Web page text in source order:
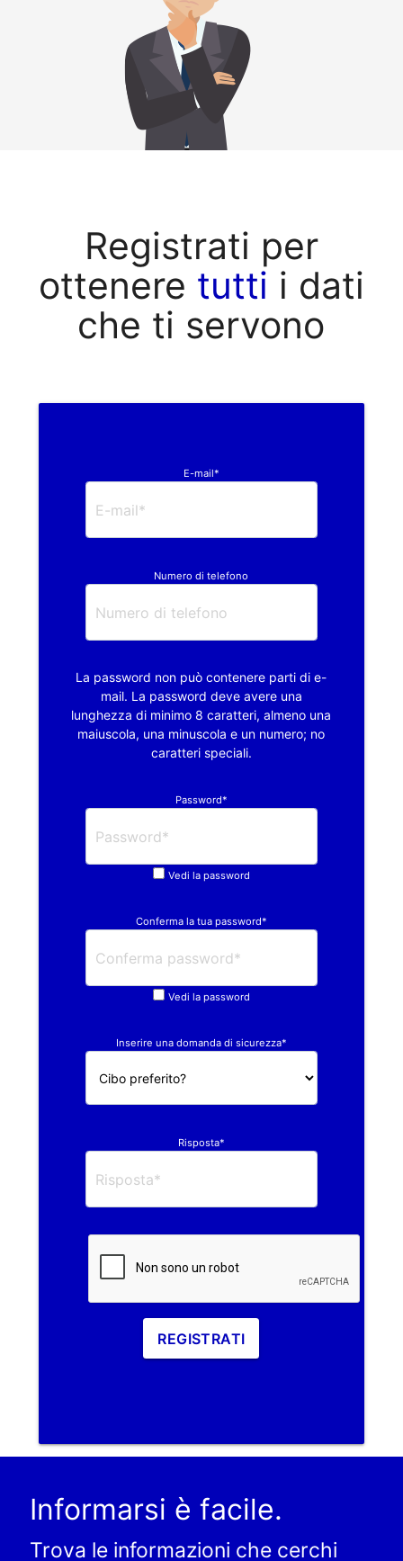
Registrati per
ottenere tutti i dati
che ti servono
E-mail*
Numero di telefono
La password non può contenere parti di e-
mail. La password deve avere una
lunghezza di minimo 8 caratteri, almeno una
maiuscola, una minuscola e un numero; no
caratteri speciali.
Password*
Vedi la password
Conferma la tua password*
Vedi la password
Inserire una domanda di sicurezza*
Risposta*
REGISTRATI
Informarsi è facile.
Trova le informazioni che cerchi